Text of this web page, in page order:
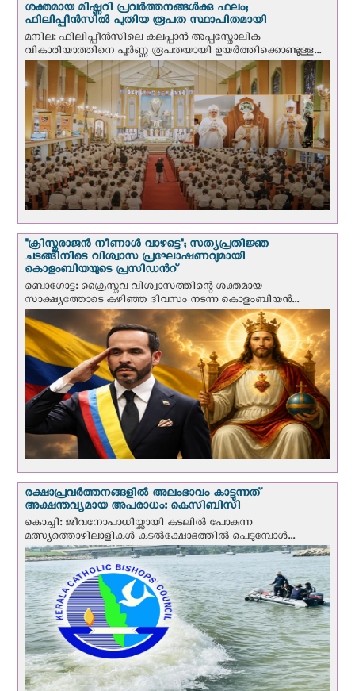
ശക്തമായ മിഷ്ണറി പ്രവർത്തനങ്ങൾക്കു ഫലം;
ഫിലിപ്പീൻസിൽ പുതിയ രൂപത സ്ഥാപിതമായി
മനില: ഫിലിപ്പീൻസിലെ കലപ്പാൻ അപ്പസ്തോലിക
വികാരിയാത്തിനെ പൂർണ്ണ രൂപതയായി ഉയർത്തിക്കൊണ്ടുള്ള...
"ക്രിസ്തുരാജന്‍ നീണാള്‍ വാഴട്ടെ"; സത്യപ്രതിജ്ഞ
ചടങ്ങിനിടെ വിശ്വാസ പ്രഘോഷണവുമായി
കൊളംബിയയുടെ പ്രസിഡന്‍റ്
ബൊഗോട്ട: ക്രൈസ്തവ വിശ്വാസത്തിന്റെ ശക്തമായ
സാക്ഷ്യത്തോടെ കഴിഞ്ഞ ദിവസം നടന്ന കൊളംബിയന്‍...
രക്ഷാപ്രവര്‍ത്തനങ്ങളില്‍ അലംഭാവം കാട്ടുന്നത്
അക്ഷന്തവ്യമായ അപരാധം: കെസിബിസി
കൊച്ചി: ജീവനോപാധിയ്ക്കായി കടലില്‍ പോകുന്ന
മത്സ്യത്തൊഴിലാളികള്‍ കടല്‍ക്ഷോഭത്തില്‍ പെടുമ്പോള്‍...